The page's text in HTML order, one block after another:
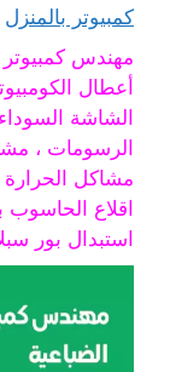
كمبيوتر بالمنزل
مهندس
أعطال
الشاشة
الرسومات ،
مشاكل الحرارة
اقلاع
استبدال بور